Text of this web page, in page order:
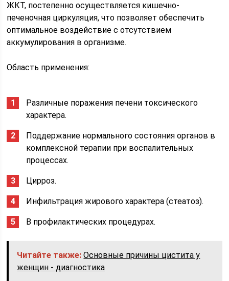
ЖКТ, постепенно осуществляется кишечно-
печеночная циркуляция, что позволяет обеспечить
оптимальное воздействие с отсутствием
аккумулирования в организме.
Область применения:
Различные поражения печени токсического
характера.
Поддержание нормального состояния органов в
комплексной терапии при воспалительных
процессах.
Цирроз.
Инфильтрация жирового характера (стеатоз).
В профилактических процедурах.
Читайте также: Основные причины цистита у
женщин - диагностика